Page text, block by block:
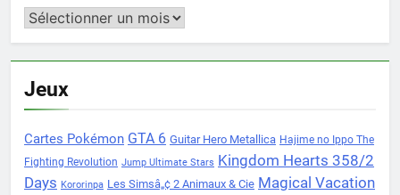
Archives
Jeux
Cartes Pokémon GTA 6 Guitar Hero Metallica Hajime no Ippo The
Fighting Revolution Jump Ultimate Stars Kingdom Hearts 358/2
Days Kororinpa Les Simsâ„¢ 2 Animaux & Cie Magical Vacation